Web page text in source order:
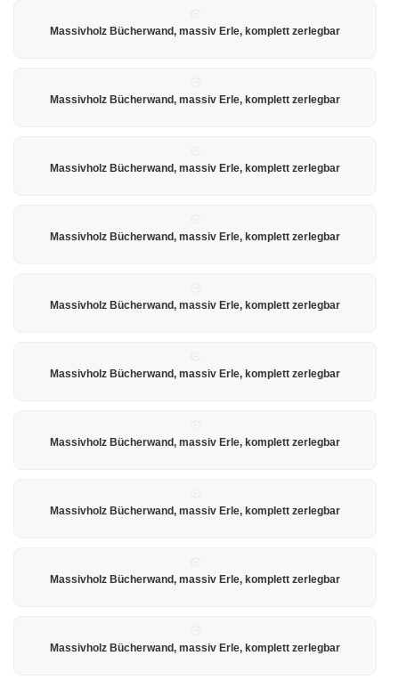
Massivholz Bücherwand, massiv Erle, komplett zerlegbar
Massivholz Bücherwand, massiv Erle, komplett zerlegbar
Massivholz Bücherwand, massiv Erle, komplett zerlegbar
Massivholz Bücherwand, massiv Erle, komplett zerlegbar
Massivholz Bücherwand, massiv Erle, komplett zerlegbar
Massivholz Bücherwand, massiv Erle, komplett zerlegbar
Massivholz Bücherwand, massiv Erle, komplett zerlegbar
Massivholz Bücherwand, massiv Erle, komplett zerlegbar
Massivholz Bücherwand, massiv Erle, komplett zerlegbar
Massivholz Bücherwand, massiv Erle, komplett zerlegbar